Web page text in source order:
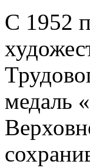
С 1952
медаль